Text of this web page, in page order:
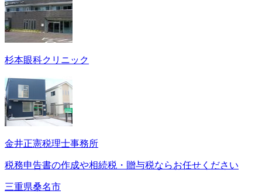
杉本眼科クリニック
金井正憲税理士事務所
税務申告書の作成や相続税・贈与税ならお任せください
三重県桑名市